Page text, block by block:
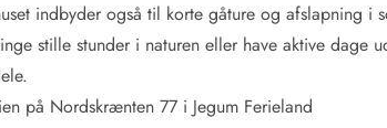
indbyder også til korte gåture og afslapning i
stille stunder i naturen eller have aktive dage
på Nordskrænten 77 i Jegum Ferieland